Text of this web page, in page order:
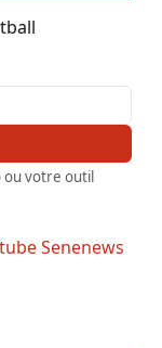
ou votre outil